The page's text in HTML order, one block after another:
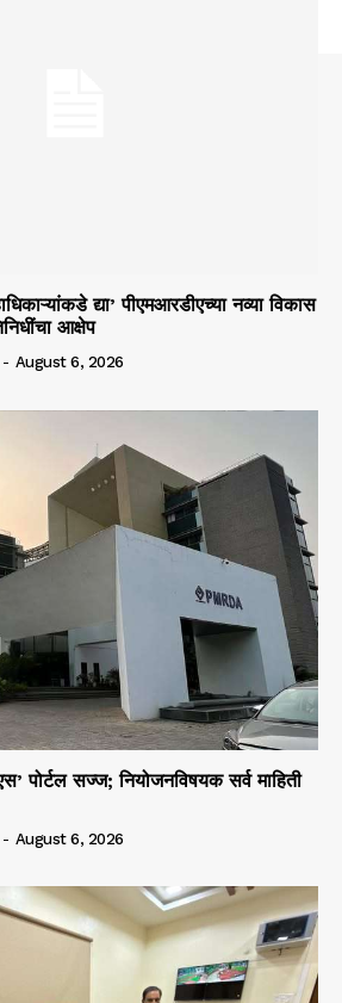
द्या’ पीएमआरडीएच्या नव्या विकास
आक्षेप
- August 6, 2026
पोर्टल सज्ज; नियोजनविषयक सर्व माहिती
- August 6, 2026